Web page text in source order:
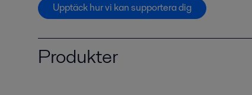
Upptäck hur vi kan supportera dig
Produkter